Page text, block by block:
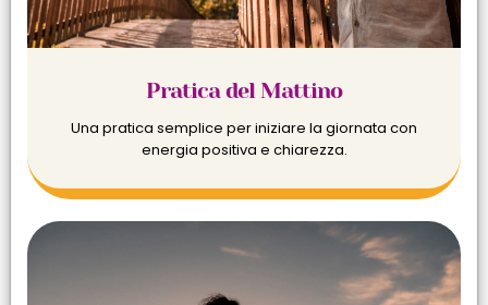
Pratica del Mattino
Una pratica semplice per iniziare la giornata con
energia positiva e chiarezza.